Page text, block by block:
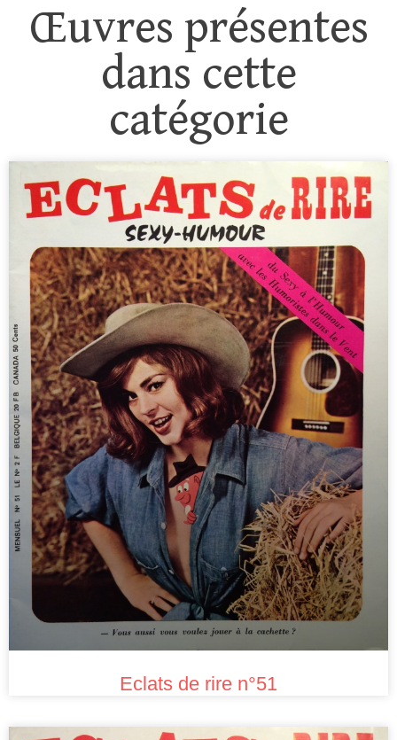
Œuvres présentes
dans cette
catégorie
Eclats de rire n°51